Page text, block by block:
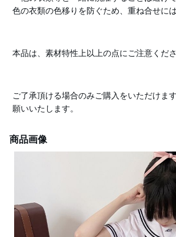
色の衣類の色移りを防ぐため、重ね合せに
本品は、素材特性上以上の点にご注意くださ
ご了承頂ける場合のみご購入をいただけま
願いいたします。
商品画像